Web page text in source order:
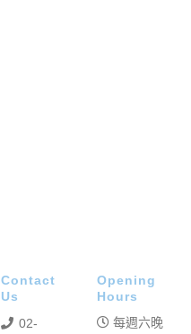
Contact
Us
02-
Opening
Hours
每週六晚